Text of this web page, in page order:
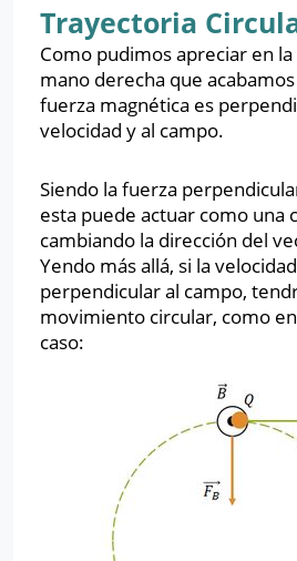
Trayectoria
Como pudimos apreciar en la
mano derecha que
fuerza magnética es
velocidad y al campo.
Siendo la fuerza
esta puede actuar como una
cambiando la dirección del
Yendo más allá, si la
perpendicular al campo,
movimiento circular, como
caso: